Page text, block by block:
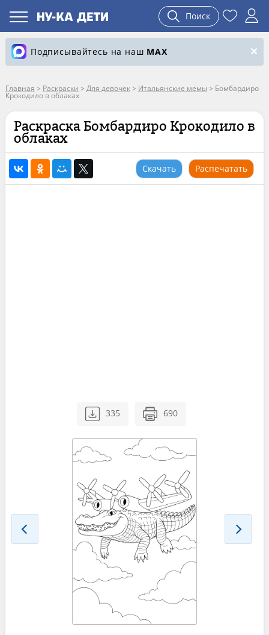
Поиск
Подписывайтесь на наш MAX
Главная > Раскраски > Для девочек> Итальянские мемы > Бомбардиро
Крокодило в облаках
Раскраска Бомбардиро Крокодило в
облаках
Скачать Распечатать
335 690